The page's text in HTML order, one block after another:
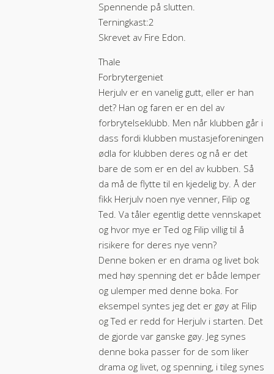
Spennende på slutten.
Terningkast:2
Skrevet av Fire Edon.
Thale
Forbrytergeniet
Herjulv er en vanelig gutt, eller er han
det? Han og faren er en del av
forbrytelseklubb. Men når klubben går i
dass fordi klubben mustasjeforeningen
ødla for klubben deres og nå er det
bare de som er en del av kubben. Så
da må de flytte til en kjedelig by. Å der
fikk Herjulv noen nye venner, Filip og
Ted. Va tåler egentlig dette vennskapet
og hvor mye er Ted og Filip villig til å
risikere for deres nye venn?
Denne boken er en drama og livet bok
med høy spenning det er både lemper
og ulemper med denne boka. For
eksempel syntes jeg det er gøy at Filip
og Ted er redd for Herjulv i starten. Det
de gjorde var ganske gøy. Jeg synes
denne boka passer for de som liker
drama og livet, og spenning, i tileg synes